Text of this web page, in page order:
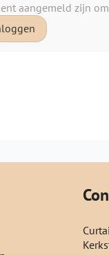
aangemeld zijn